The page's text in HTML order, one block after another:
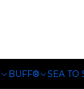
BUFF® SEA TO